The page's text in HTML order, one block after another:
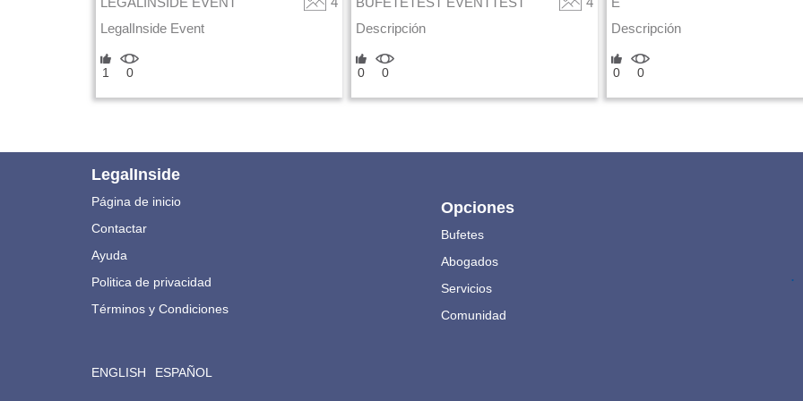
LegalInside Event
1 0
Descripción
0 0
Descripción
0 0
LegalInside
Página de inicio
Contactar
Ayuda
Politica de privacidad
Términos y Condiciones
ENGLISH ESPAÑOL
Opciones
Bufetes
Abogados
Servicios
Comunidad
.